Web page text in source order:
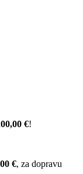
€!
€, za dopravu